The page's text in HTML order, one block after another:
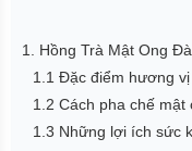
1. Hồng Trà Mật Ong
1.1 Đặc điểm hương
1.2 Cách pha chế
1.3 Những lợi ích sức